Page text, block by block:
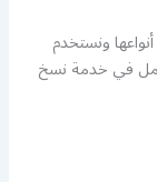
ونستخدم
في خدمة نسخ